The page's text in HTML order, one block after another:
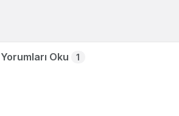
Yorumları Oku 1